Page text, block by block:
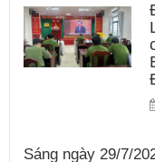
Sáng ngày 29/7/